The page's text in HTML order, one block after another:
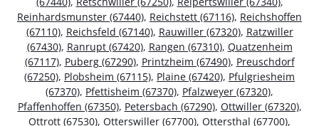
Reinhardsmunster (67440), Reichstett (67116), Reichshoffen
(67110), Reichsfeld (67140), Rauwiller (67320), Ratzwiller
(67430), Ranrupt (67420), Rangen (67310), Quatzenheim
(67117), Puberg (67290), Printzheim (67490), Preuschdorf
(67250), Plobsheim (67115), Plaine (67420), Pfulgriesheim
(67370), Pfettisheim (67370), Pfalzweyer (67320),
Pfaffenhoffen (67350), Petersbach (67290), Ottwiller (67320),
Ottrott (67530), Otterswiller (67700), Ottersthal (67700),